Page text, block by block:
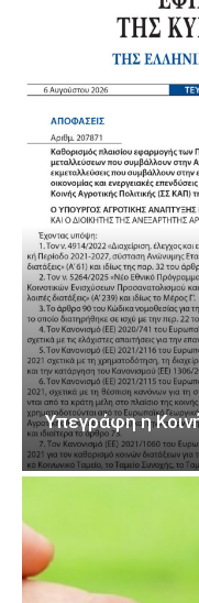
Υπεγράφη η